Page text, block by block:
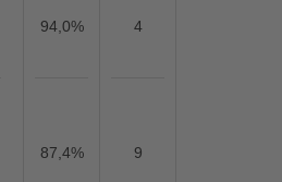
94,0% 4
87,4% 9